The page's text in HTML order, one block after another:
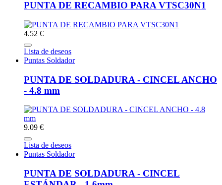
PUNTA DE RECAMBIO PARA VTSC30N1
4.52 €
Lista de deseos
Puntas Soldador
PUNTA DE SOLDADURA - CINCEL ANCHO
- 4.8 mm
9.09 €
Lista de deseos
Puntas Soldador
PUNTA DE SOLDADURA - CINCEL